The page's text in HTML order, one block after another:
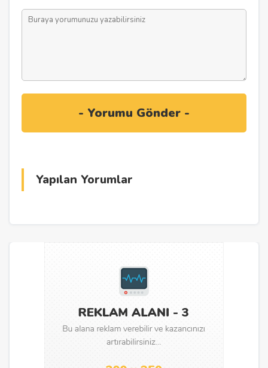
Yapılan Yorumlar